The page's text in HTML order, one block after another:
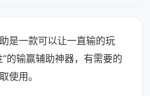
是一款可以让一直输的玩
的输赢辅助神器，有需要的
使用。